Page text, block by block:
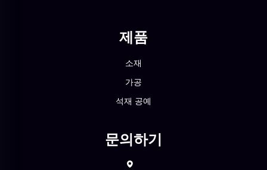
제품
소재
가공
석재 공예
문의하기